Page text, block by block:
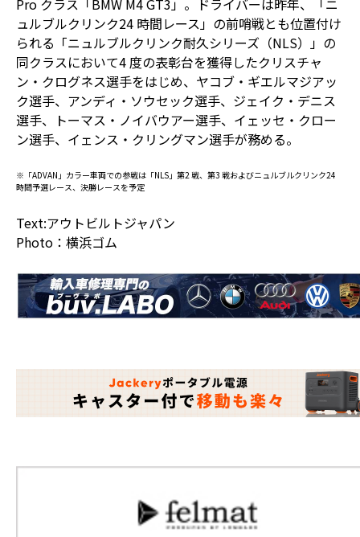
Pro クラス「BMW M4 GT3」。ドライバーは昨年、「ニ
ュルブルクリンク24 時間レース」の前哨戦とも位置付け
られる「ニュルブルクリンク耐久シリーズ（NLS）」の
同クラスにおいて4 度の表彰台を獲得したクリスチャ
ン・クログネス選手をはじめ、ヤコブ・ギエルマジアッ
ク選手、アンディ・ソウセック選手、ジェイク・デニス
選手、トーマス・ノイバウアー選手、イェッセ・クロー
ン選手、イェンス・クリングマン選手が務める。
※「ADVAN」カラー車両での参戦は「NLS」第2 戦、第3 戦およびニュルブルクリンク24
時間予選レース、決勝レースを予定
Text:アウトビルトジャパン
Photo：横浜ゴム